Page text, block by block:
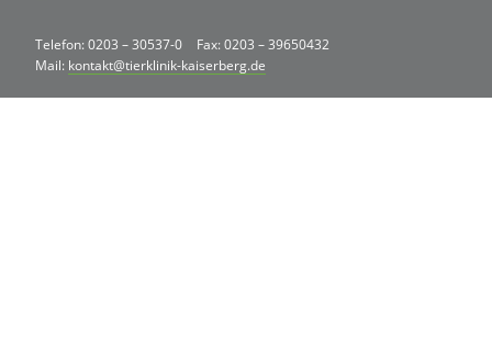
Telefon: 0203 – 30537-0
Fax: 0203 – 39650432
Mail: kontakt@tierklinik-kaiserberg.de